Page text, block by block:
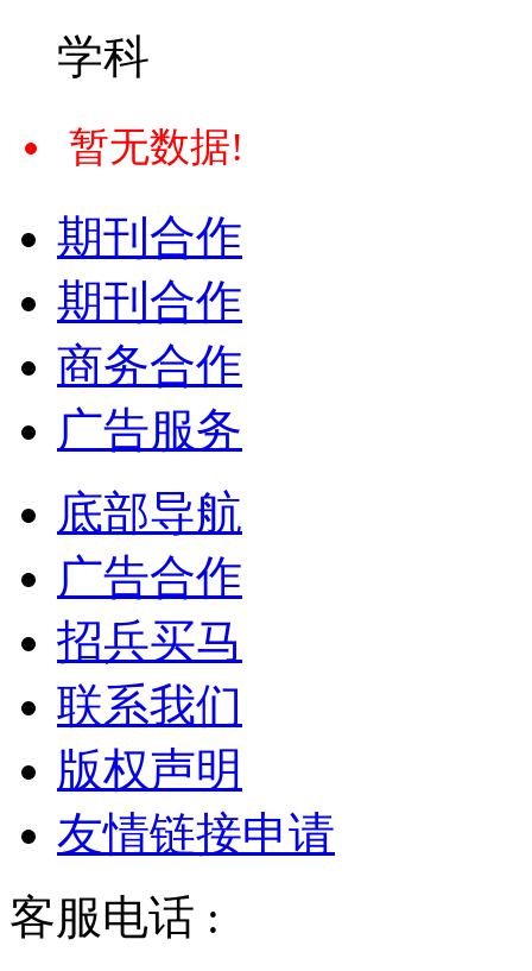
学科
暂无数据!
期刊合作
期刊合作
商务合作
广告服务
底部导航
广告合作
招兵买马
联系我们
版权声明
友情链接申请
客服电话 :